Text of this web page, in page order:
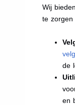
Wij
te zorgen
de
en